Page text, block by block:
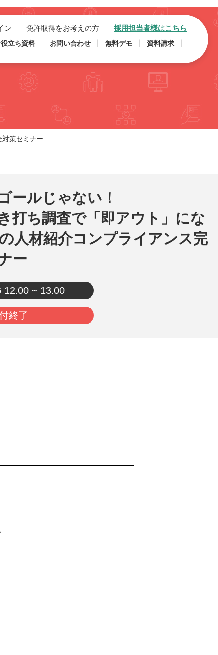
ン 免許取得をお考えの方 採用担当者様はこちら
役立ち資料 お問い合わせ 無料デモ 資料請求
策セミナー
ールじゃない！
打ち調査で「即アウト」にな
人材紹介コンプライアンス完
ー
12:00 ~ 13:00
終了